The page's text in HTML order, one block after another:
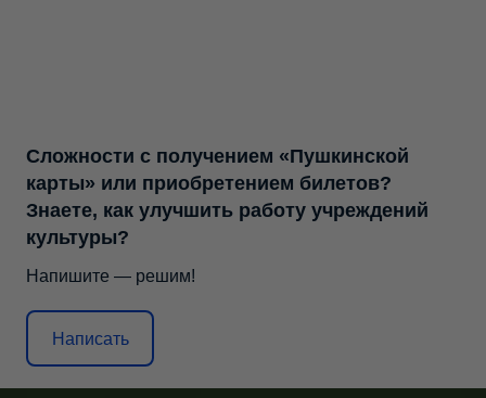
Сложности с получением «Пушкинской
карты» или приобретением билетов?
Знаете, как улучшить работу учреждений
культуры?
Напишите — решим!
Написать